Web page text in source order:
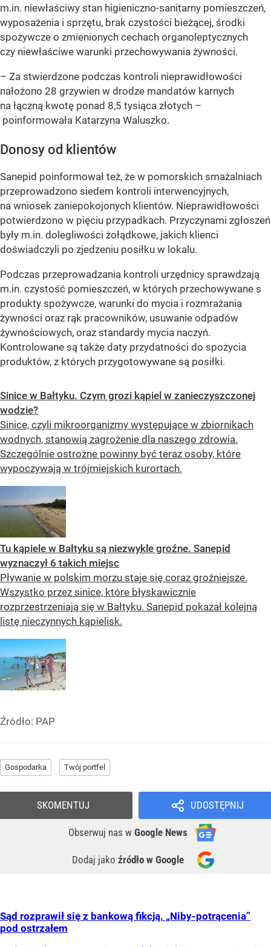
m.in. niewłaściwy stan higieniczno-sanitarny pomieszczeń,
wyposażenia i sprzętu, brak czystości bieżącej, środki
spożywcze o zmienionych cechach organoleptycznych
czy niewłaściwe warunki przechowywania żywności.
– Za stwierdzone podczas kontroli nieprawidłowości
nałożono 28 grzywien w drodze mandatów karnych
na łączną kwotę ponad 8,5 tysiąca złotych –
poinformowała Katarzyna Waluszko.
Donosy od klientów
Sanepid poinformował też, że w pomorskich smażalniach
przeprowadzono siedem kontroli interwencyjnych,
na wniosek zaniepokojonych klientów. Nieprawidłowości
potwierdzono w pięciu przypadkach. Przyczynami zgłoszeń
były m.in. dolegliwości żołądkowe, jakich klienci
doświadczyli po zjedzeniu posiłku w lokalu.
Podczas przeprowadzania kontroli urzędnicy sprawdzają
m.in. czystość pomieszczeń, w których przechowywane s
produkty spożywcze, warunki do mycia i rozmrażania
żywności oraz rąk pracowników, usuwanie odpadów
żywnościowych, oraz standardy mycia naczyń.
Kontrolowane są także daty przydatności do spożycia
produktów, z których przygotowywane są posiłki.
Sinice w Bałtyku. Czym grozi kąpiel w zanieczyszczonej
wodzie?
Sinice, czyli mikroorganizmy występujące w zbiornikach
wodnych, stanowią zagrożenie dla naszego zdrowia.
Szczególnie ostrożne powinny być teraz osoby, które
wypoczywają w trójmiejskich kurortach.
Tu kąpiele w Bałtyku są niezwykle groźne. Sanepid
wyznaczył 6 takich miejsc
Pływanie w polskim morzu staje się coraz groźniejsze.
Wszystko przez sinice, które błyskawicznie
rozprzestrzeniają się w Bałtyku. Sanepid pokazał kolejną
listę nieczynnych kąpielisk.
Źródło: PAP
Gospodarka Twój portfel
UDOSTĘPNIJ
Obserwuj nas w Google News
Dodaj jako źródło w Google
SKOMENTUJ
Sąd rozprawił się z bankową fikcją. „Niby-potrącenia”
pod ostrzałem